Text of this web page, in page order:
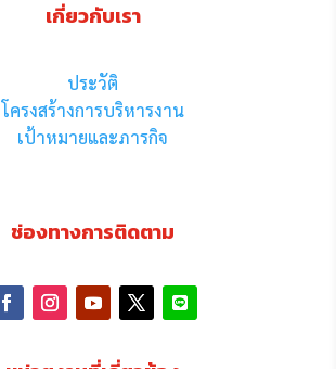
เกี่ยวกับเรา
ประวัติ
โครงสร้างการบริหารงาน
เป้าหมายและภารกิจ
ช่องทางการติดตาม